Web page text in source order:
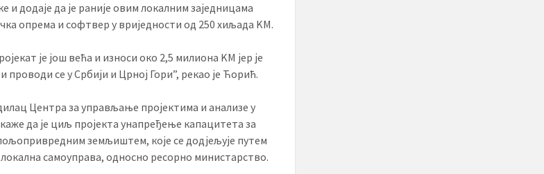
и додаје да је раније овим локалним заједницама
опрема и софтвер у вриједности од 250 хиљада KМ.
је још већа и износи око 2,5 милиона KМ јер је
проводи се у Србији и Црној Гори”, рекао је Ћорић.
Центра за управљање пројектима и анализе у
да је циљ пројекта унапређење капацитета за
земљиштем, које се додјељује путем
самоуправа, односно ресорно министарство.